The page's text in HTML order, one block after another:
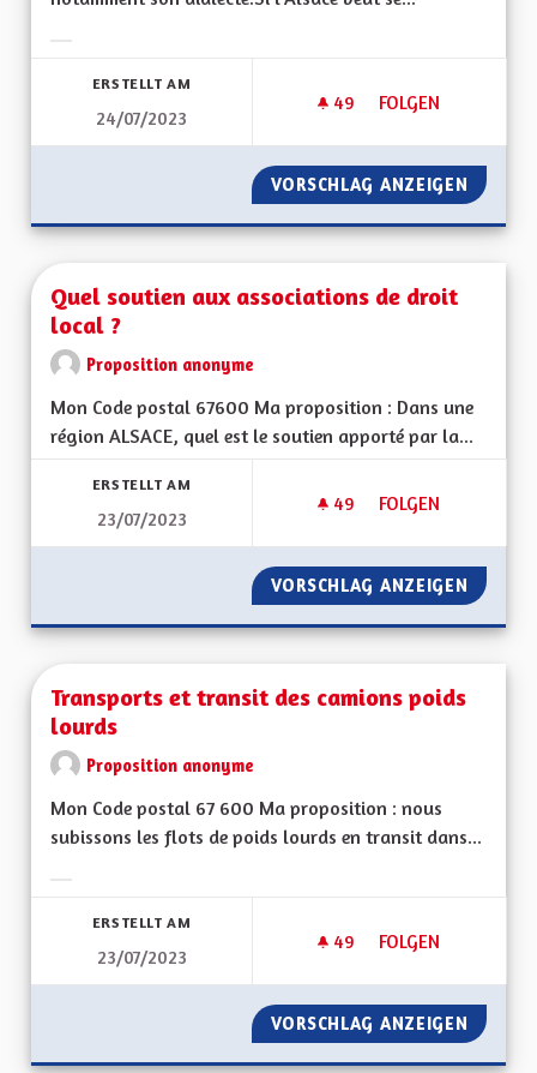
ERSTELLT AM
24/07/2023
49 49 FOLLOWER
FOLGEN
APPRENTISSAGE
VORSCHLAG ANZEIGEN
Quel soutien aux associations de droit
local ?
Proposition anonyme
Mon Code postal 67600 Ma proposition : Dans une
région ALSACE, quel est le soutien apporté par la...
ERSTELLT AM
23/07/2023
49 49 FOLLOWER
FOLGEN
QUEL SOUTIEN
VORSCHLAG ANZEIGEN QUEL
Transports et transit des camions poids
lourds
Proposition anonyme
Mon Code postal 67 600 Ma proposition : nous
subissons les flots de poids lourds en transit dans...
ERSTELLT AM
23/07/2023
49 49 FOLLOWER
FOLGEN
TRANSPORTS ET
VORSCHLAG ANZEIGEN